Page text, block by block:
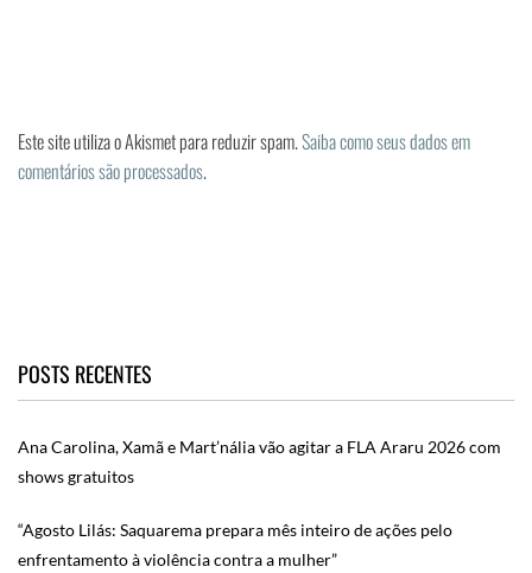
Este site utiliza o Akismet para reduzir spam.Saiba como seus dados em
comentários são processados.
POSTS RECENTES
Ana Carolina, Xamã e Mart’nália vão agitar a FLA Araru 2026 com
shows gratuitos
“Agosto Lilás: Saquarema prepara mês inteiro de ações pelo
enfrentamento à violência contra a mulher”